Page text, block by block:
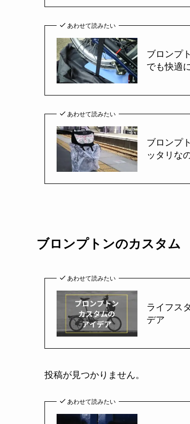
あわせて読みたい
ブロンプ
でも快適
あわせて読みたい
ブロンプ
ッタリな
ブロンプトンのカスタム
あわせて読みたい
ライフス
デア
投稿が見つかりません。
あわせて読みたい